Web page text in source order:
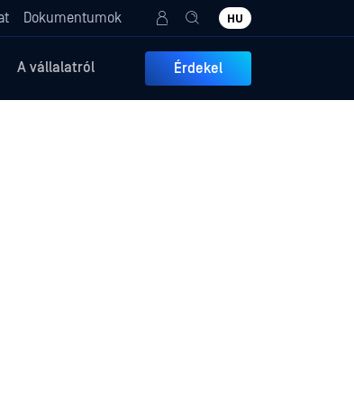
Dokumentumok HU
A vállalatról Érdekel